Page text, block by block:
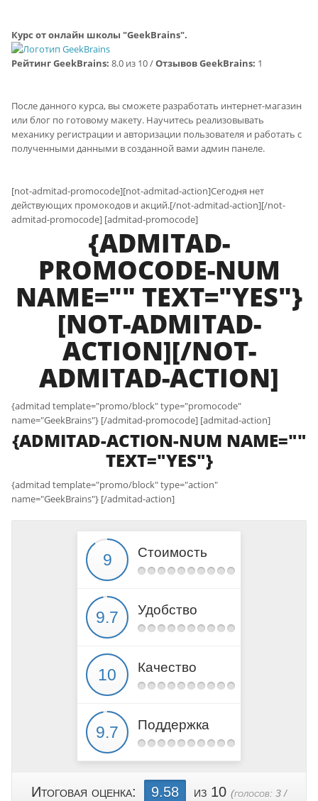
Курс от онлайн школы "GeekBrains".
Рейтинг GeekBrains: 8.0 из 10 /Отзывов GeekBrains: 1
После данного курса, вы сможете разработать интернет-магазин
или блог по готовому макету. Научитесь реализовывать
механику регистрации и авторизации пользователя и работать с
полученными данными в созданной вами админ панеле.
[not-admitad-promocode][not-admitad-action]Сегодня нет
действующих промокодов и акций.[/not-admitad-action][/not-
admitad-promocode] [admitad-promocode]
{ADMITAD-
PROMOCODE-NUM
NAME="" TEXT="YES"}
[NOT-ADMITAD-
ACTION][/NOT-
ADMITAD-ACTION]
{admitad template="promo/block" type="promocode"
name="GeekBrains"} [/admitad-promocode] [admitad-action]
{ADMITAD-ACTION-NUM NAME=""
TEXT="YES"}
{admitad template="promo/block" type="action"
name="GeekBrains"} [/admitad-action]
Стоимость
Удобство
Качество
Поддержка
Итоговая оценка: 9.58 из 10 (голосов: 3 /